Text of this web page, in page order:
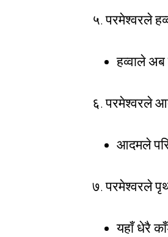
५. परमेश्वरले
हव्वाले अब
६. परमेश्वरले
आदमले
७. परमेश्वरले
यहाँ धेरै